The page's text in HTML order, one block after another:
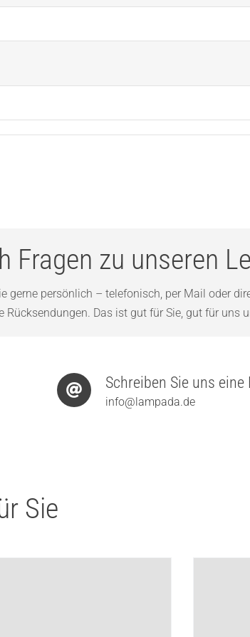
Fragen zu unseren
gerne persönlich – telefonisch, per Mail oder
Rücksendungen. Das ist gut für Sie, gut für uns
Schreiben Sie uns eine
info@lampada.de
Sie